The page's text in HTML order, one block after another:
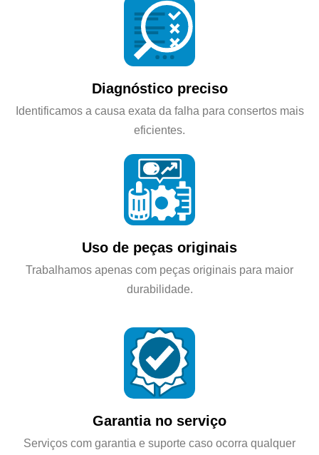
Diagnóstico preciso
Identificamos a causa exata da falha para consertos mais
eficientes.
Uso de peças originais
Trabalhamos apenas com peças originais para maior
durabilidade.
Garantia no serviço
Serviços com garantia e suporte caso ocorra qualquer